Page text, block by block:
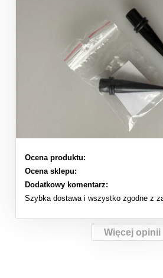
Ocena produktu:
Ocena sklepu:
Dodatkowy komentarz:
Szybka dostawa i wszystko zgodne z
Więcej opinii